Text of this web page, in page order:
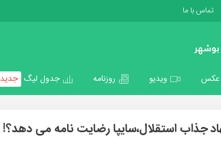
تماس با ما
عکس ویدیو روزنامه جدول لیگ جدید
جذاب استقلال،سایپا رضایت نامه می دهد؟!